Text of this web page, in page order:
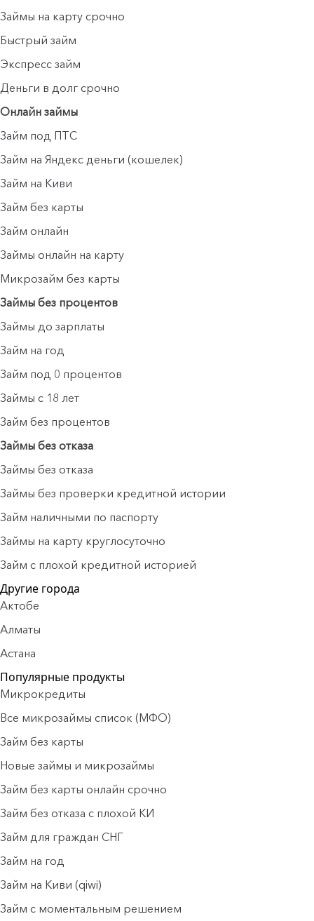
Займы на карту срочно
Быстрый займ
Экспресс займ
Деньги в долг срочно
Онлайн займы
Займ под ПТС
Займ на Яндекс деньги (кошелек)
Займ на Киви
Займ без карты
Займ онлайн
Займы онлайн на карту
Микрозайм без карты
Займы без процентов
Займы до зарплаты
Займ на год
Займ под 0 процентов
Займы с 18 лет
Займ без процентов
Займы без отказа
Займы без отказа
Займы без проверки кредитной истории
Займ наличными по паспорту
Займы на карту круглосуточно
Займ с плохой кредитной историей
Другие города
Актобе
Алматы
Астана
Популярные продукты
Микрокредиты
Все микрозаймы список (МФО)
Займ без карты
Новые займы и микрозаймы
Займ без карты онлайн срочно
Займ без отказа с плохой КИ
Займ для граждан СНГ
Займ на год
Займ на Киви (qiwi)
Займ c моментальным решением